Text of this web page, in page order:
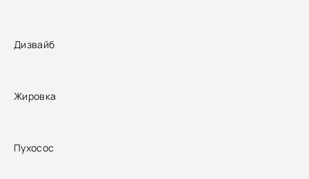
Дизвайб
Жировка
Пухосос